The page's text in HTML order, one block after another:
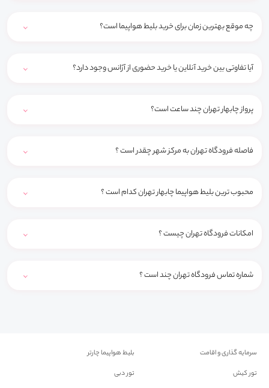
چه موقع بهترین زمان برای خرید بلیط هواپیما است؟
آیا تفاوتی بین خرید آنلاین یا خرید حضوری از آژانس وجود دارد؟
پرواز چابهار تهران چند ساعت است؟
فاصله فرودگاه تهران به مرکز شهر چقدر است ؟
محبوب ترین بلیط هواپیما چابهار تهران کدام است ؟
امکانات فرودگاه تهران چیست ؟
شماره تماس فرودگاه تهران چند است ؟
سرمایه گذاری و اقامت
بلیط هواپیما چارتر
تور کیش
تور دبی